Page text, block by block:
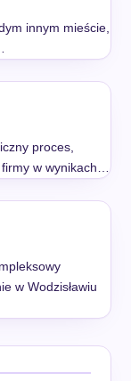
innym mieście,
proces,
w wynikach…
w Wodzisławiu